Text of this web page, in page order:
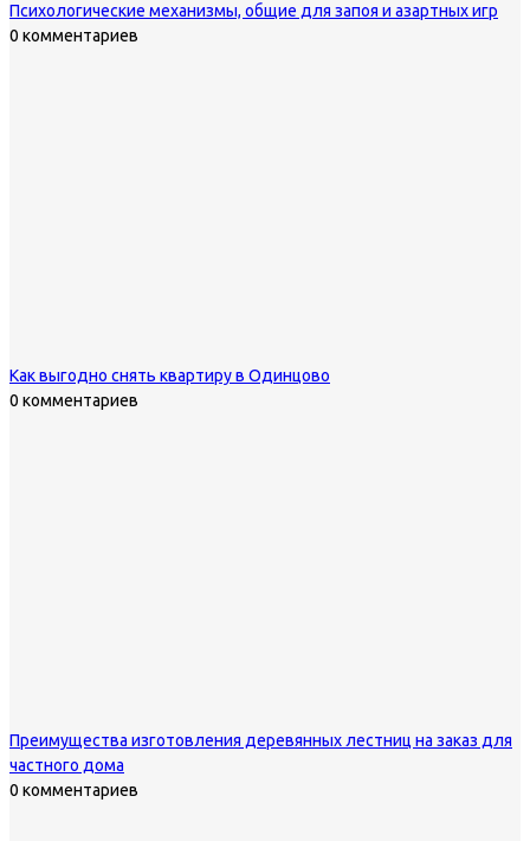
Психологические механизмы, общие для запоя и азартных игр
0 комментариев
Как выгодно снять квартиру в Одинцово
0 комментариев
Преимущества изготовления деревянных лестниц на заказ для
частного дома
0 комментариев